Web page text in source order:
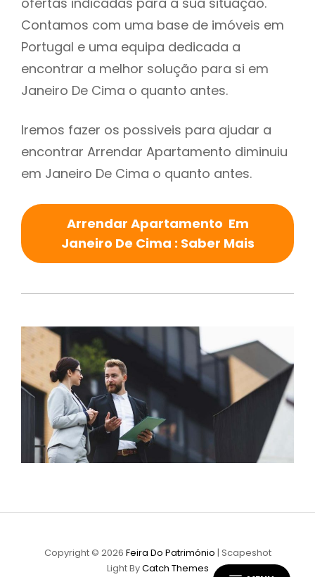
Contamos com uma base de imóveis em
Portugal e uma equipa dedicada a
encontrar a melhor solução para si em
Janeiro De Cima o quanto antes.
Iremos fazer os possiveis para ajudar a
encontrar Arrendar Apartamento diminuiu
em Janeiro De Cima o quanto antes.
Arrendar Apartamento Em
Janeiro De Cima : Saber Mais
Copyright © 2026 Feira Do Património | Scapeshot
Light ByCatch Themes